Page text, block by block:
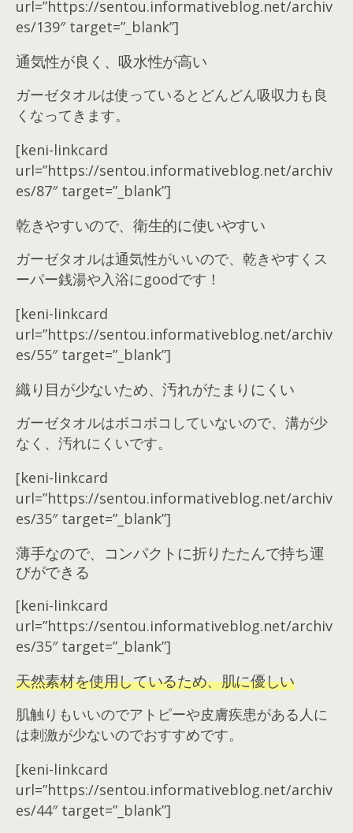
url=”https://sentou.informativeblog.net/archiv
es/139″ target=”_blank”]
通気性が良く、吸水性が高い
ガーゼタオルは使っているとどんどん吸収力も良
くなってきます。
[keni-linkcard
url=”https://sentou.informativeblog.net/archiv
es/87″ target=”_blank”]
乾きやすいので、衛生的に使いやすい
ガーゼタオルは通気性がいいので、乾きやすくス
ーパー銭湯や入浴にgoodです！
[keni-linkcard
url=”https://sentou.informativeblog.net/archiv
es/55″ target=”_blank”]
織り目が少ないため、汚れがたまりにくい
ガーゼタオルはボコボコしていないので、溝が少
なく、汚れにくいです。
[keni-linkcard
url=”https://sentou.informativeblog.net/archiv
es/35″ target=”_blank”]
薄手なので、コンパクトに折りたたんで持ち運
びができる
[keni-linkcard
url=”https://sentou.informativeblog.net/archiv
es/35″ target=”_blank”]
天然素材を使用しているため、肌に優しい
肌触りもいいのでアトピーや皮膚疾患がある人に
は刺激が少ないのでおすすめです。
[keni-linkcard
url=”https://sentou.informativeblog.net/archiv
es/44″ target=”_blank”]